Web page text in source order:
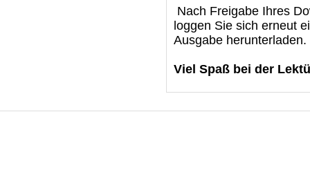
Nach Freigabe Ihres
loggen Sie sich erneut
Ausgabe herunterladen.
Viel Spaß bei der